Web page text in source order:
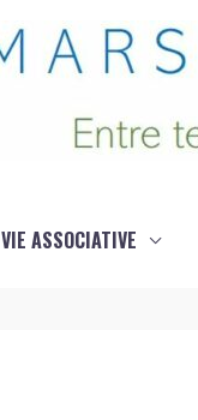
VIE ASSOCIATIVE